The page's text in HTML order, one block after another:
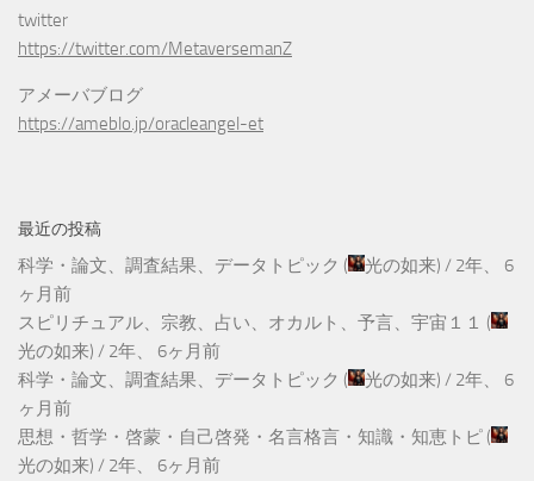
twitter
https://twitter.com/MetaversemanZ
アメーバブログ
https://ameblo.jp/oracleangel-et
最近の投稿
科学・論文、調査結果、データトピック ( 光の如来) / 2年、 6
ヶ月前
スピリチュアル、宗教、占い、オカルト、予言、宇宙１１ (
光の如来) / 2年、 6ヶ月前
科学・論文、調査結果、データトピック ( 光の如来) / 2年、 6
ヶ月前
思想・哲学・啓蒙・自己啓発・名言格言・知識・知恵トピ (
光の如来) / 2年、 6ヶ月前